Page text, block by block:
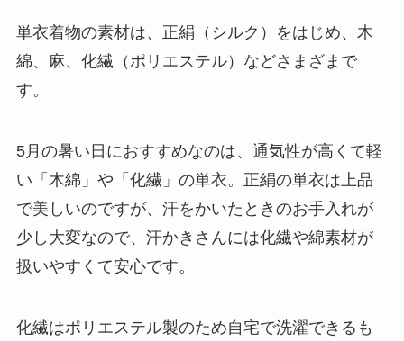
単衣着物の素材は、正絹（シルク）をはじめ、木
綿、麻、化繊（ポリエステル）などさまざまで
す。
5月の暑い日におすすめなのは、通気性が高くて軽
い「木綿」や「化繊」の単衣。正絹の単衣は上品
で美しいのですが、汗をかいたときのお手入れが
少し大変なので、汗かきさんには化繊や綿素材が
扱いやすくて安心です。
化繊はポリエステル製のため自宅で洗濯できるも